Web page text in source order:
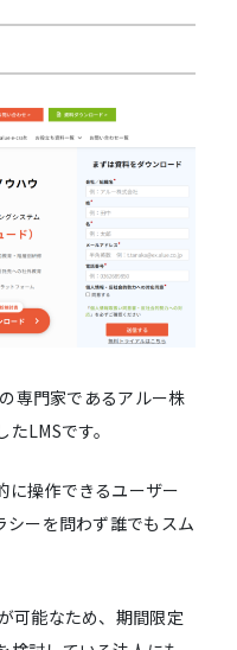
専門家であるアルー株
LMSです。
に操作できるユーザー
シーを問わず誰でもスム
可能なため、期間限定